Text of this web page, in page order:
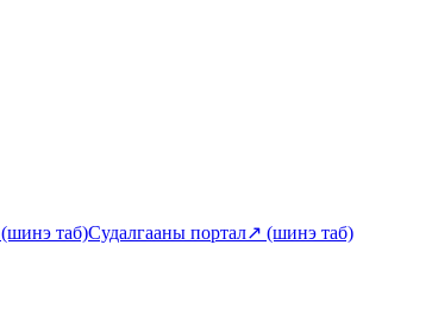
(шинэ таб)Судалгааны портал↗ (шинэ таб)